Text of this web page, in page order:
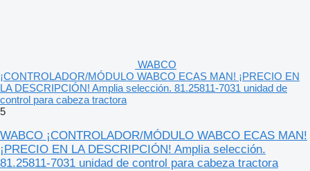
WABCO
¡CONTROLADOR/MÓDULO WABCO ECAS MAN! ¡PRECIO EN
LA DESCRIPCIÓN! Amplia selección. 81.25811-7031 unidad de
control para cabeza tractora
5
WABCO ¡CONTROLADOR/MÓDULO WABCO ECAS MAN!
¡PRECIO EN LA DESCRIPCIÓN! Amplia selección.
81.25811-7031 unidad de control para cabeza tractora